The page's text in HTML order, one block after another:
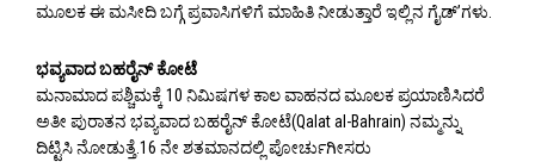
ಮೂಲಕ ಈ ಮಸೀದಿ ಬಗ್ಗೆ ಪ್ರವಾಸಿಗಳಿಗೆ ಮಾಹಿತಿ ನೀಡುತ್ತಾರೆ ಇಲ್ಲಿನ ಗೈಡ್’ಗಳು.
ಭವ್ಯವಾದ ಬಹರೈನ್ ಕೋಟೆ
ಮನಾಮಾದ ಪಶ್ಚಿಮಕ್ಕೆ 10 ನಿಮಿಷಗಳ ಕಾಲ ವಾಹನದ ಮೂಲಕ ಪ್ರಯಾಣಿಸಿದರೆ
ಅತೀ ಪುರಾತನ ಭವ್ಯವಾದ ಬಹರೈನ್ ಕೋಟೆ(Qalat al-Bahrain) ನಮ್ಮನ್ನು
ದಿಟ್ಟಿಸಿ ನೋಡುತ್ತೆ.16 ನೇ ಶತಮಾನದಲ್ಲಿ ಪೋರ್ಚುಗೀಸರು